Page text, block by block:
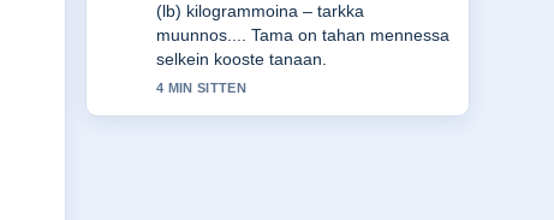
opas verkkovoiman...-lahetysta tarkasti
– arvostan tasapainoista savyja.
6 MIN SITTEN